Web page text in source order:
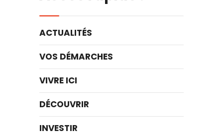
ACTUALITÉS
VOS DÉMARCHES
VIVRE ICI
DÉCOUVRIR
INVESTIR